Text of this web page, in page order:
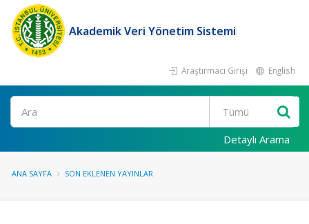
Akademik Veri Yönetim Sistemi
Araştırmacı Girişi English
Ara
Detaylı Arama
ANA SAYFA SON EKLENEN YAYINLAR